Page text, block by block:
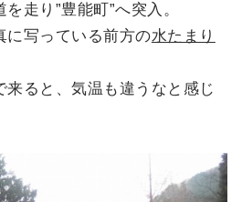
走り”豊能町”へ突入。
に写っている前方の水たまり
来ると、気温も違うなと感じ